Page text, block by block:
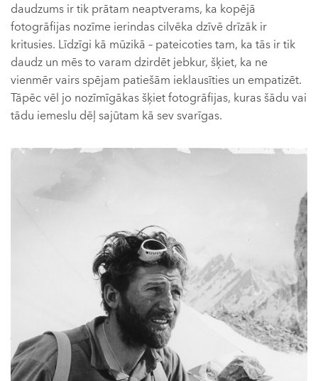
daudzums ir tik prātam neaptverams, ka kopējā
fotogrāfijas nozīme ierindas cilvēka dzīvē drīzāk ir
kritusies. Līdzīgi kā mūzikā – pateicoties tam, ka tās ir tik
daudz un mēs to varam dzirdēt jebkur, šķiet, ka ne
vienmēr vairs spējam patiešām ieklausīties un empatizēt.
Tāpēc vēl jo nozīmīgākas šķiet fotogrāfijas, kuras šādu vai
tādu iemeslu dēļ sajūtam kā sev svarīgas.